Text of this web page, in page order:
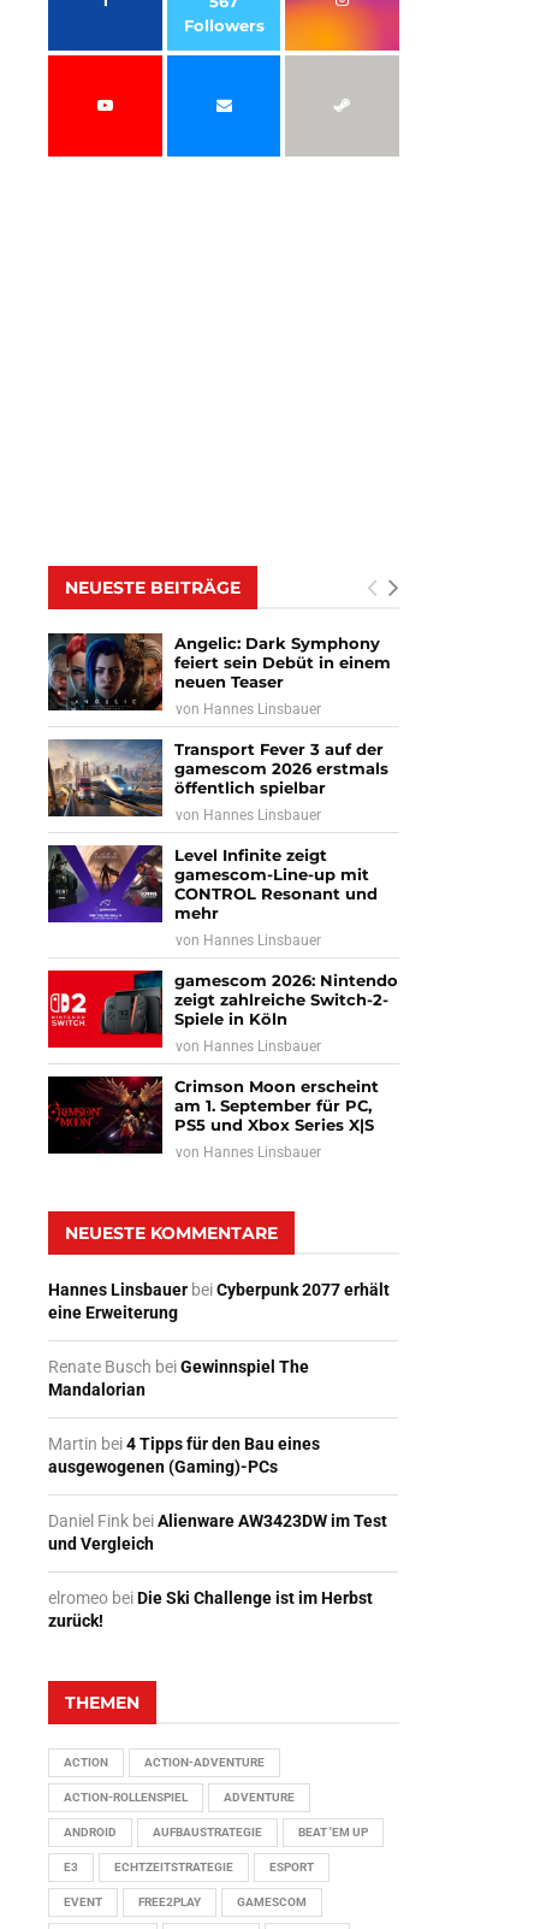
Followers
NEUESTE BEITRÄGE
Angelic: Dark Symphony
feiert sein Debüt in einem
neuen Teaser
von Hannes Linsbauer
Transport Fever 3 auf der
gamescom 2026 erstmals
öffentlich spielbar
von Hannes Linsbauer
Level Infinite zeigt
gamescom-Line-up mit
CONTROL Resonant und
mehr
von Hannes Linsbauer
gamescom 2026: Nintendo
zeigt zahlreiche Switch-2-
Spiele in Köln
von Hannes Linsbauer
Crimson Moon erscheint
am 1. September für PC,
PS5 und Xbox Series X|S
von Hannes Linsbauer
NEUESTE KOMMENTARE
Hannes Linsbauer beiCyberpunk 2077 erhält
eine Erweiterung
Renate Busch beiGewinnspiel The
Mandalorian
Martin bei4 Tipps für den Bau eines
ausgewogenen (Gaming)-PCs
Daniel Fink beiAlienware AW3423DW im Test
und Vergleich
elromeo beiDie Ski Challenge ist im Herbst
zurück!
THEMEN
ACTION ACTION-ADVENTURE
ACTION-ROLLENSPIEL ADVENTURE
ANDROID AUFBAUSTRATEGIE BEAT 'EM UP
E3 ECHTZEITSTRATEGIE ESPORT
EVENT FREE2PLAY GAMESCOM